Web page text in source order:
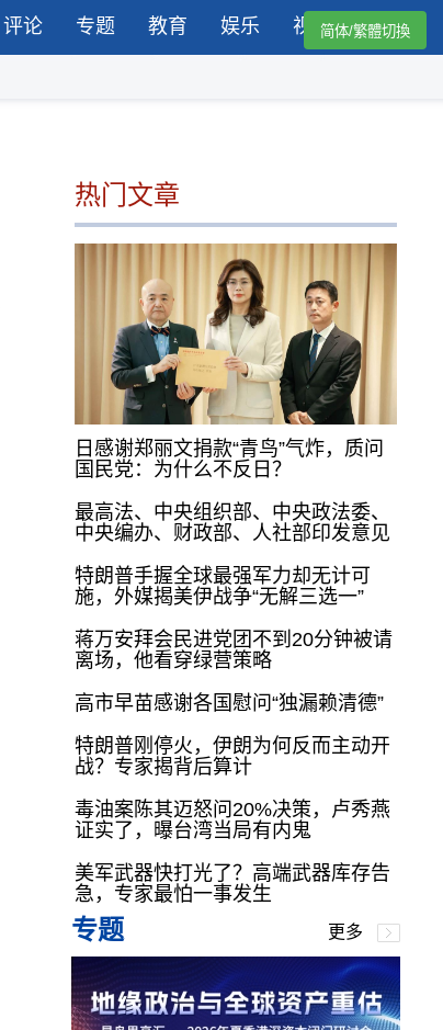
评论 专题 教育 娱乐 视频简体/繁體切換
热门文章
日感谢郑丽文捐款“青鸟”气炸，质问
国民党：为什么不反日？
最高法、中央组织部、中央政法委、
中央编办、财政部、人社部印发意见
特朗普手握全球最强军力却无计可
施，外媒揭美伊战争“无解三选一”
蒋万安拜会民进党团不到20分钟被请
离场，他看穿绿营策略
高市早苗感谢各国慰问“独漏赖清德”
特朗普刚停火，伊朗为何反而主动开
战？专家揭背后算计
毒油案陈其迈怒问20%决策，卢秀燕
证实了，曝台湾当局有内鬼
美军武器快打光了？高端武器库存告
急，专家最怕一事发生
专题 更多